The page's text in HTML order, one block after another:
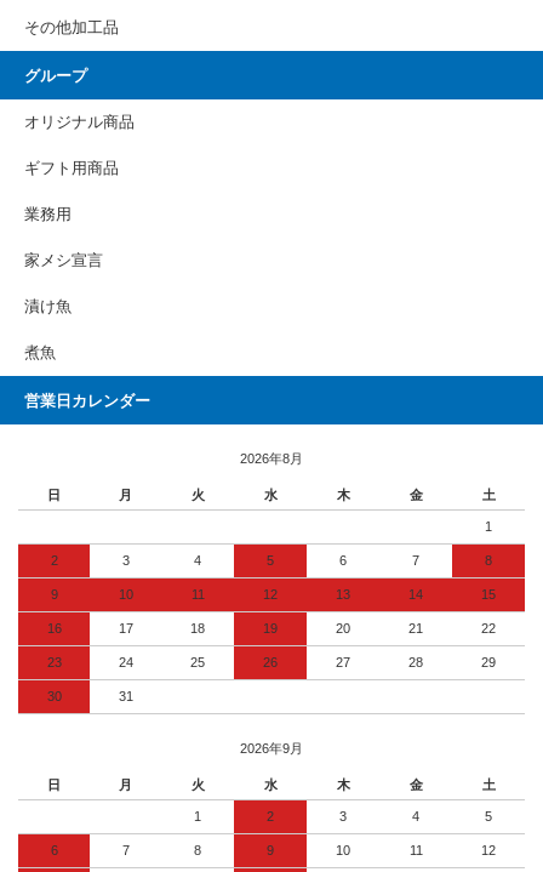
その他加工品
グループ
オリジナル商品
ギフト用商品
業務用
家メシ宣言
漬け魚
煮魚
営業日カレンダー
2026年8月
日 月 火 水 木 金 土
1
2 3 4 5 6 7 8
9 10 11 12 13 14 15
16 17 18 19 20 21 22
23 24 25 26 27 28 29
30 31
2026年9月
日 月 火 水 木 金 土
1 2 3 4 5
6 7 8 9 10 11 12